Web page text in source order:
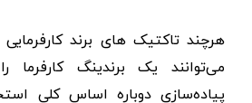
هرچند تاکتیک های برند
می‌توانند یک برندینگ کارفرما
پیاده‌سازی دوباره اساس کلی